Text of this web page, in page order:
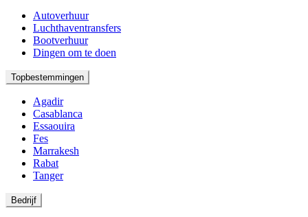
Autoverhuur
Luchthaventransfers
Bootverhuur
Dingen om te doen
Topbestemmingen
Agadir
Casablanca
Essaouira
Fes
Marrakesh
Rabat
Tanger
Bedrijf